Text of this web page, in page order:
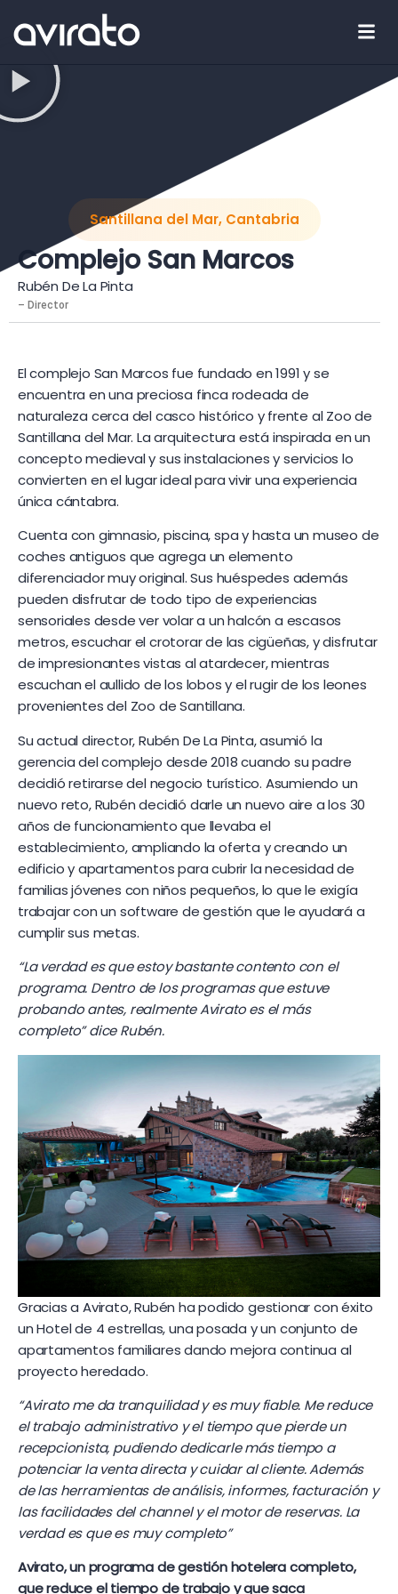
Santillana del Mar, Cantabria
Complejo San Marcos
Rubén De La Pinta
– Director
El complejo San Marcos fue fundado en 1991 y se
encuentra en una preciosa finca rodeada de
naturaleza cerca del casco histórico y frente al Zoo de
Santillana del Mar. La arquitectura está inspirada en un
concepto medieval y sus instalaciones y servicios lo
convierten en el lugar ideal para vivir una experiencia
única cántabra.
Cuenta con gimnasio, piscina, spa y hasta un museo de
coches antiguos que agrega un elemento
diferenciador muy original. Sus huéspedes además
pueden disfrutar de todo tipo de experiencias
sensoriales desde ver volar a un halcón a escasos
metros, escuchar el crotorar de las cigüeñas, y disfrutar
de impresionantes vistas al atardecer, mientras
escuchan el aullido de los lobos y el rugir de los leones
provenientes del Zoo de Santillana.
Su actual director, Rubén De La Pinta, asumió la
gerencia del complejo desde 2018 cuando su padre
decidió retirarse del negocio turístico. Asumiendo un
nuevo reto, Rubén decidió darle un nuevo aire a los 30
años de funcionamiento que llevaba el
establecimiento, ampliando la oferta y creando un
edificio y apartamentos para cubrir la necesidad de
familias jóvenes con niños pequeños, lo que le exigía
trabajar con un software de gestión que le ayudará a
cumplir sus metas.
“La verdad es que estoy bastante contento con el
programa. Dentro de los programas que estuve
probando antes, realmente Avirato es el más
completo” dice Rubén.
Gracias a Avirato, Rubén ha podido gestionar con éxito
un Hotel de 4 estrellas, una posada y un conjunto de
apartamentos familiares dando mejora continua al
proyecto heredado.
“Avirato me da tranquilidad y es muy fiable. Me reduce
el trabajo administrativo y el tiempo que pierde un
recepcionista, pudiendo dedicarle más tiempo a
potenciar la venta directa y cuidar al cliente. Además
de las herramientas de análisis, informes, facturación y
las facilidades del channel y el motor de reservas. La
verdad es que es muy completo”
Avirato, un programa de gestión hotelera completo,
que reduce el tiempo de trabajo y que saca